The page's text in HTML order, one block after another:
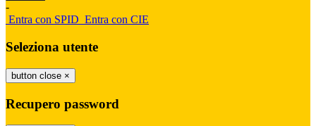
-
Entra con SPID Entra con CIE
Seleziona utente
button close ×
Recupero password